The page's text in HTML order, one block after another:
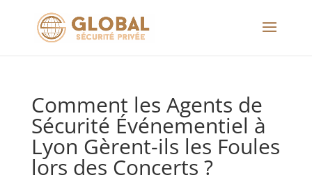
Comment les Agents de
Sécurité Événementiel à
Lyon Gèrent-ils les Foules
lors des Concerts ?